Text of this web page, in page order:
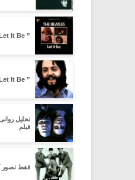
” Let It Be” اثر مک کارتنی (۱)
” Let It Be” اثر مک کارتنی (۲)
تحلیل
فیلم
فقط تصور